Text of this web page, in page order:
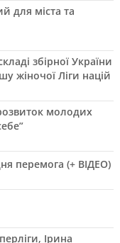
для міста та
збірної України
жіночої Ліги націй
молодих
перемога (+ ВІДЕО)
Ірина